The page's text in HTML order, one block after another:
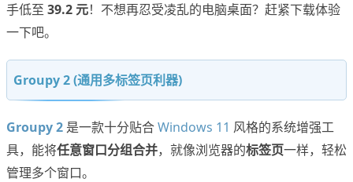
手低至 39.2 元！不想再忍受凌乱的电脑桌面？赶紧下载体验
一下吧。
Groupy 2 (通用多标签页利器)
Groupy 2 是一款十分贴合Windows 11 风格的系统增强工
具，能将任意窗口分组合并，就像浏览器的标签页一样，轻松
管理多个窗口。